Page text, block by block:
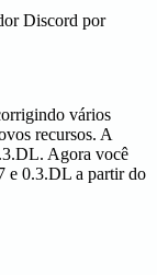
Discord por
vários
recursos. A
Agora você
e 0.3.DL a partir do